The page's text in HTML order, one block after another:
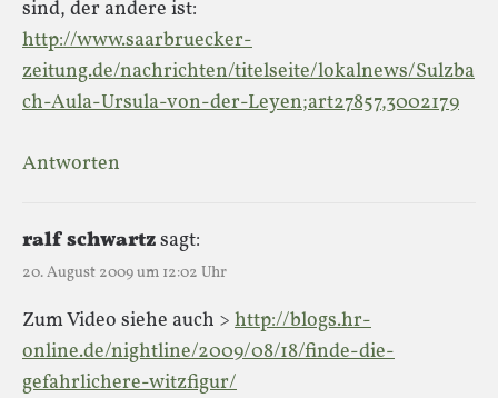
sind, der andere ist:
http://www.saarbruecker-
zeitung.de/nachrichten/titelseite/lokalnews/Sulzba
ch-Aula-Ursula-von-der-Leyen;art27857,3002179
Antworten
ralf schwartzsagt:
20. August 2009 um 12:02 Uhr
Zum Video siehe auch > http://blogs.hr-
online.de/nightline/2009/08/18/finde-die-
gefahrlichere-witzfigur/